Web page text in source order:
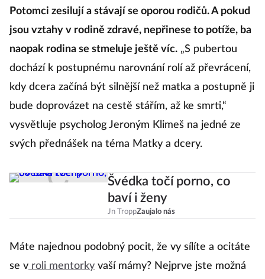
Potomci zesilují a stávají se oporou rodičů. A pokud
jsou vztahy v rodině zdravé, nepřinese to potíže, ba
naopak rodina se stmeluje ještě víc. „S pubertou
dochází k postupnému narovnání rolí až převrácení,
kdy dcera začíná být silnější než matka a postupně ji
bude doprovázet na cestě stářím, až ke smrti,“
vysvětluje psycholog Jeroným Klimeš na jedné ze
svých přednášek na téma Matky a dcery.
Švédka točí porno, co
baví i ženy
Jn TroppZaujalo nás
Máte najednou podobný pocit, že vy sílíte a ocitáte
se v roli mentorky vaší mámy? Nejprve jste možná